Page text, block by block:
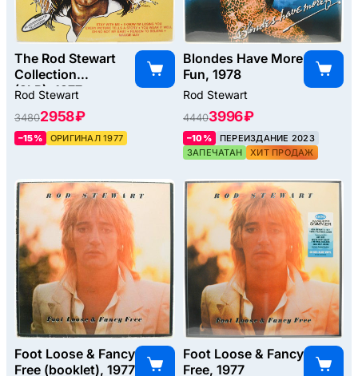
The Rod Stewart
Collection
(2LP), 1977
Rod Stewart
34802958 ₽
–15% ОРИГИНАЛ 1977
Blondes Have More
Fun, 1978
Rod Stewart
44403996 ₽
–10%
ПЕРЕИЗДАНИЕ 2023
ЗАПЕЧАТАН
ХИТ ПРОДАЖ
Foot Loose & Fancy
Free (booklet), 1977
Foot Loose & Fancy
Free, 1977